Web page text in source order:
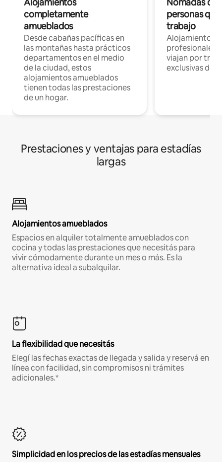
completamente
amueblados
Desde cabañas pacíficas en
las montañas hasta prácticos
departamentos en el medio
de la ciudad, estos
alojamientos amueblados
tienen todas las prestaciones
de un hogar.
personas
trabajo
Alojamientos
profesionales
viajan por
exclusivas de
Prestaciones y ventajas para estadías
largas
Alojamientos amueblados
Espacios en alquiler totalmente amueblados con
cocina y todas las prestaciones que necesitás para
vivir cómodamente durante un mes o más. Es la
alternativa ideal a subalquilar.
La flexibilidad que necesitás
Elegí las fechas exactas de llegada y salida y reservá en
línea con facilidad, sin compromisos ni trámites
adicionales.*
Simplicidad en los precios de las estadías mensuales